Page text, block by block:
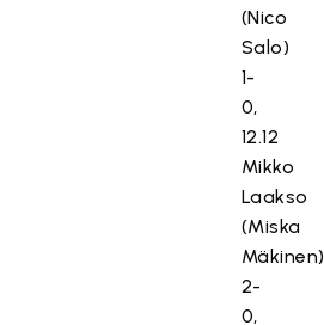
(Nico
Salo)
1-
0,
12.12
Mikko
Laakso
(Miska
Mäkinen)
2-
0,